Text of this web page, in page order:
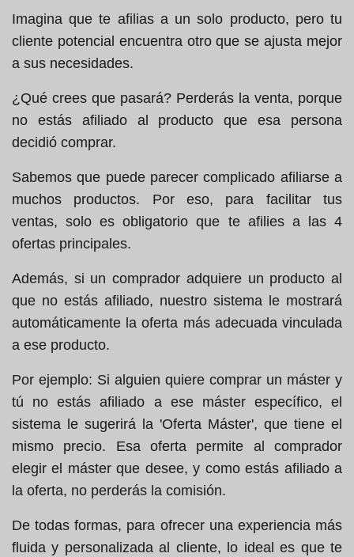
Imagina que te afilias a un solo producto, pero tu
cliente potencial encuentra otro que se ajusta mejor
a sus necesidades.
¿Qué crees que pasará? Perderás la venta, porque
no estás afiliado al producto que esa persona
decidió comprar.
Sabemos que puede parecer complicado afiliarse a
muchos productos. Por eso, para facilitar tus
ventas, solo es obligatorio que te afilies a las 4
ofertas principales.
Además, si un comprador adquiere un producto al
que no estás afiliado, nuestro sistema le mostrará
automáticamente la oferta más adecuada vinculada
a ese producto.
Por ejemplo: Si alguien quiere comprar un máster y
tú no estás afiliado a ese máster específico, el
sistema le sugerirá la 'Oferta Máster', que tiene el
mismo precio. Esa oferta permite al comprador
elegir el máster que desee, y como estás afiliado a
la oferta, no perderás la comisión.
De todas formas, para ofrecer una experiencia más
fluida y personalizada al cliente, lo ideal es que te